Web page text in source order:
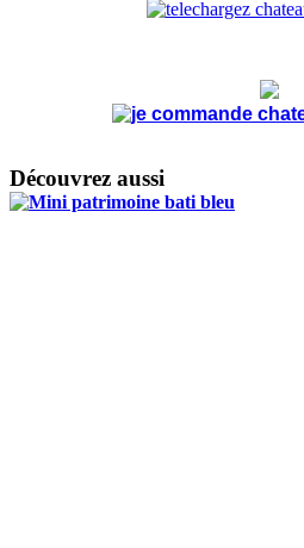
Découvrez aussi